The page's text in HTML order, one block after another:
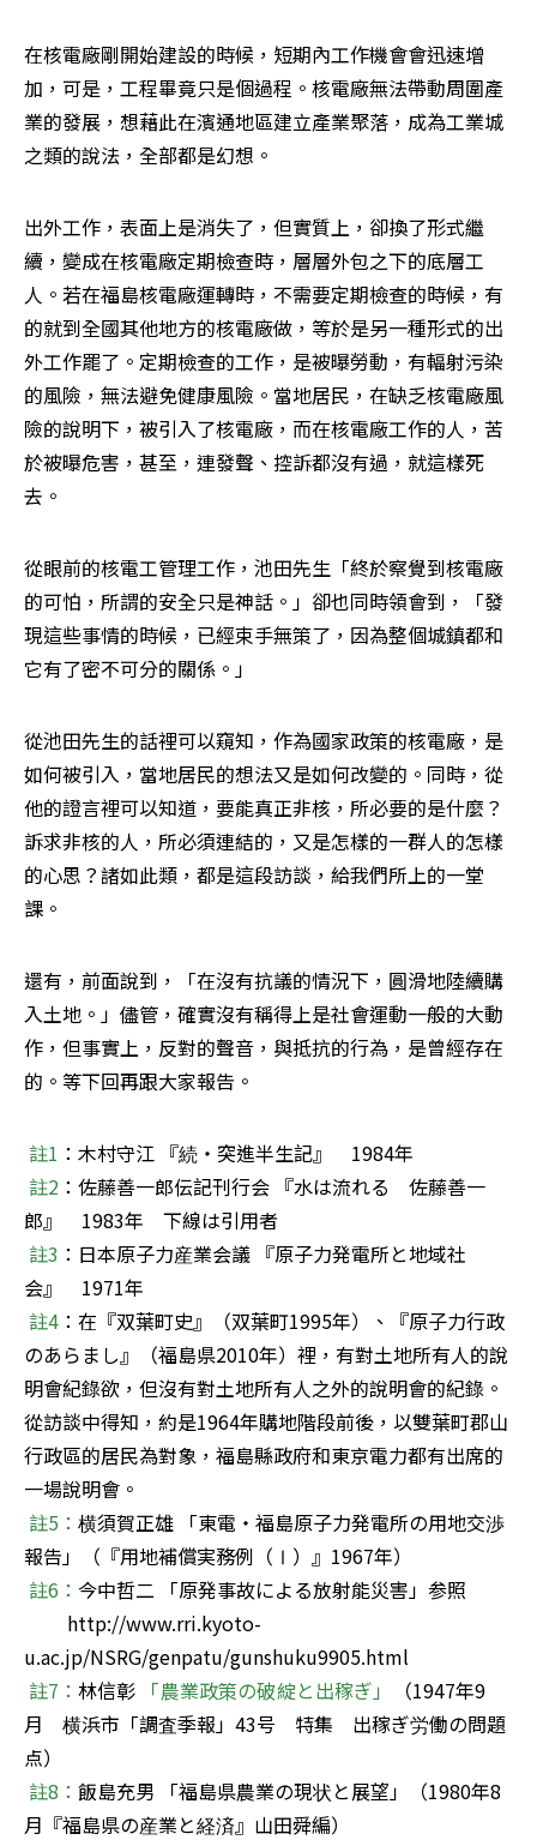
在核電廠剛開始建設的時候，短期內工作機會會迅速增
加，可是，工程畢竟只是個過程。核電廠無法帶動周圍產
業的發展，想藉此在濱通地區建立產業聚落，成為工業城
之類的說法，全部都是幻想。
出外工作，表面上是消失了，但實質上，卻換了形式繼
續，變成在核電廠定期檢查時，層層外包之下的底層工
人。若在福島核電廠運轉時，不需要定期檢查的時候，有
的就到全國其他地方的核電廠做，等於是另一種形式的出
外工作罷了。定期檢查的工作，是被曝勞動，有輻射污染
的風險，無法避免健康風險。當地居民，在缺乏核電廠風
險的說明下，被引入了核電廠，而在核電廠工作的人，苦
於被曝危害，甚至，連發聲、控訴都沒有過，就這樣死
去。
從眼前的核電工管理工作，池田先生「終於察覺到核電廠
的可怕，所謂的安全只是神話。」卻也同時領會到，「發
現這些事情的時候，已經束手無策了，因為整個城鎮都和
它有了密不可分的關係。」
從池田先生的話裡可以窺知，作為國家政策的核電廠，是
如何被引入，當地居民的想法又是如何改變的。同時，從
他的證言裡可以知道，要能真正非核，所必要的是什麼？
訴求非核的人，所必須連結的，又是怎樣的一群人的怎樣
的心思？諸如此類，都是這段訪談，給我們所上的一堂
課。
還有，前面說到，「在沒有抗議的情況下，圓滑地陸續購
入土地。」儘管，確實沒有稱得上是社會運動一般的大動
作，但事實上，反對的聲音，與抵抗的行為，是曾經存在
的。等下回再跟大家報告。
註1 ：木村守江 『続・突進半生記』　1984年
註2 ：佐藤善一郎伝記刊行会 『水は流れる　佐藤善一
郎』　1983年　下線は引用者
註3 ：日本原子力産業会議 『原子力発電所と地域社
会』　1971年
註4 ：在『双葉町史』（双葉町1995年）、『原子力行政
のあらまし』（福島県2010年）裡，有對土地所有人的說
明會紀錄欲，但沒有對土地所有人之外的說明會的紀錄。
從訪談中得知，約是1964年購地階段前後，以雙葉町郡山
行政區的居民為對象，福島縣政府和東京電力都有出席的
一場說明會。
註5：横須賀正雄 「東電・福島原子力発電所の用地交渉
報告」（『用地補償実務例（Ⅰ）』1967年）
註6：今中哲二 「原発事故による放射能災害」参照
http://www.rri.kyoto-
u.ac.jp/NSRG/genpatu/gunshuku9905.html
註7：林信彰 「農業政策の破綻と出稼ぎ」
（1947年9
月　横浜市「調査季報」43号　特集　出稼ぎ労働の問題
点）
註8：飯島充男 「福島県農業の現状と展望」（1980年8
月『福島県の産業と経済』山田舜編）